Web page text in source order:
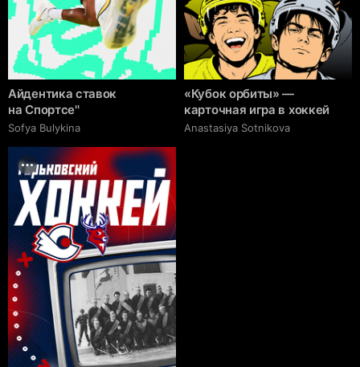
Айдентика ставок
на Спортсе''
Sofya Bulykina
«Кубок орбиты» —
карточная игра в хоккей
Anastasiya Sotnikova